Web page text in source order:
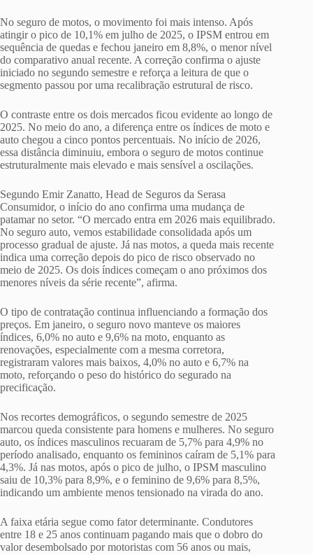
No seguro de motos, o movimento foi mais intenso. Após
atingir o pico de 10,1% em julho de 2025, o IPSM entrou em
sequência de quedas e fechou janeiro em 8,8%, o menor nível
do comparativo anual recente. A correção confirma o ajuste
iniciado no segundo semestre e reforça a leitura de que o
segmento passou por uma recalibração estrutural de risco.
O contraste entre os dois mercados ficou evidente ao longo de
2025. No meio do ano, a diferença entre os índices de moto e
auto chegou a cinco pontos percentuais. No início de 2026,
essa distância diminuiu, embora o seguro de motos continue
estruturalmente mais elevado e mais sensível a oscilações.
Segundo Emir Zanatto, Head de Seguros da Serasa
Consumidor, o início do ano confirma uma mudança de
patamar no setor. “O mercado entra em 2026 mais equilibrado.
No seguro auto, vemos estabilidade consolidada após um
processo gradual de ajuste. Já nas motos, a queda mais recente
indica uma correção depois do pico de risco observado no
meio de 2025. Os dois índices começam o ano próximos dos
menores níveis da série recente”, afirma.
O tipo de contratação continua influenciando a formação dos
preços. Em janeiro, o seguro novo manteve os maiores
índices, 6,0% no auto e 9,6% na moto, enquanto as
renovações, especialmente com a mesma corretora,
registraram valores mais baixos, 4,0% no auto e 6,7% na
moto, reforçando o peso do histórico do segurado na
precificação.
Nos recortes demográficos, o segundo semestre de 2025
marcou queda consistente para homens e mulheres. No seguro
auto, os índices masculinos recuaram de 5,7% para 4,9% no
período analisado, enquanto os femininos caíram de 5,1% para
4,3%. Já nas motos, após o pico de julho, o IPSM masculino
saiu de 10,3% para 8,9%, e o feminino de 9,6% para 8,5%,
indicando um ambiente menos tensionado na virada do ano.
A faixa etária segue como fator determinante. Condutores
entre 18 e 25 anos continuam pagando mais que o dobro do
valor desembolsado por motoristas com 56 anos ou mais,